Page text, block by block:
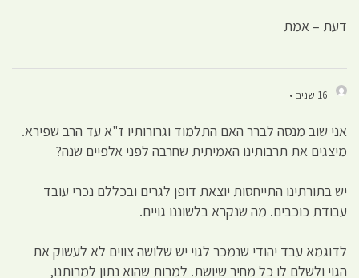
דעת – אמת
16 שנים •
אני שוב מנסה לברר האם התלמוד וגרורותיו ז"א עד הרב שפירא.
מיצגים את תרבותינו האמיתית שחרבה לפני אלפיים שנה?
יש בתורתינו התייחסות יוצאת דופן לגרים ובכללם נכרי עובד
עבודת כוכבים. מה שנקרא בלשוננו גויים.
לדוגמא עבד יהודי שנמכר לגוי יש שלושה צווים לא לעשוק את
הגוי ולשלם לו כל מחיר שיושת. למרות שהוא נתון למרותנו,